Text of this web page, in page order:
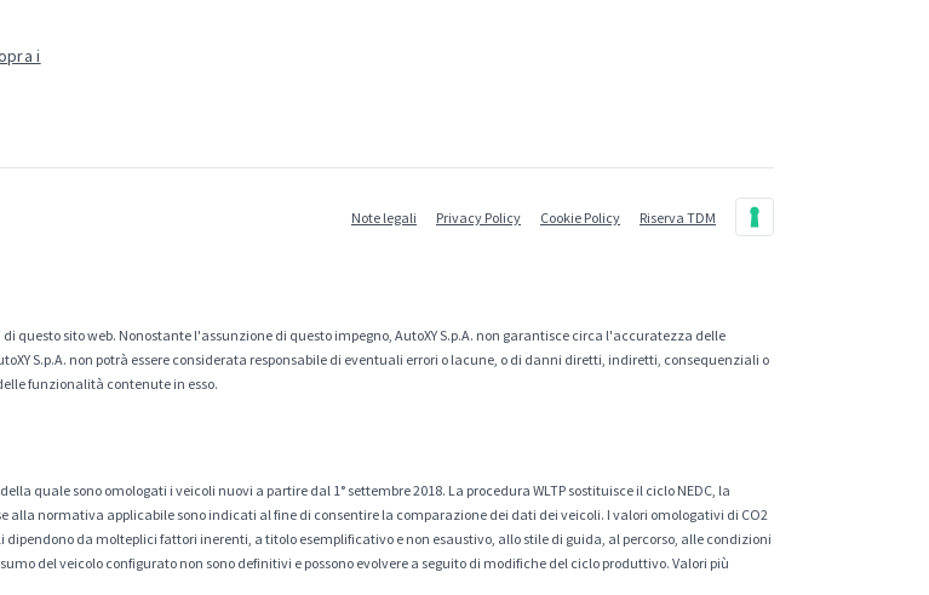
i
Note legali Privacy Policy Cookie Policy Riserva TDM
questo sito web. Nonostante l'assunzione di questo impegno, AutoXY S.p.A. non garantisce circa l'accuratezza delle
S.p.A. non potrà essere considerata responsabile di eventuali errori o lacune, o di danni diretti, indiretti, consequenziali o
funzionalità contenute in esso.
quale sono omologati i veicoli nuovi a partire dal 1° settembre 2018. La procedura WLTP sostituisce il ciclo NEDC, la
normativa applicabile sono indicati al fine di consentire la comparazione dei dati dei veicoli. I valori omologativi di CO2
da molteplici fattori inerenti, a titolo esemplificativo e non esaustivo, allo stile di guida, al percorso, alle condizioni
del veicolo configurato non sono definitivi e possono evolvere a seguito di modifiche del ciclo produttivo. Valori più